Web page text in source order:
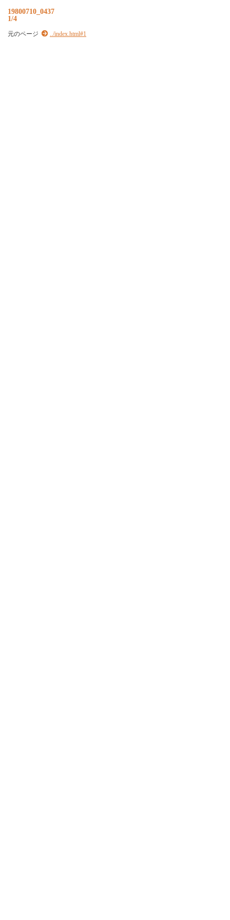
19800710_0437
1/4
元のページ ../index.html#1